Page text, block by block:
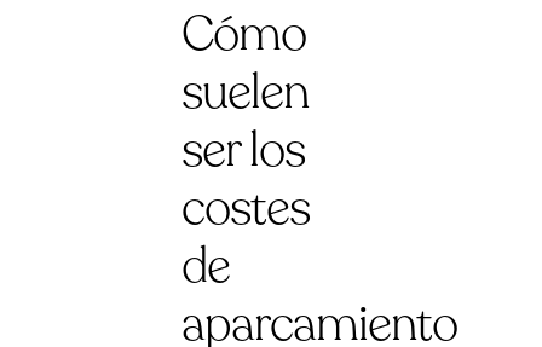
Cómo
suelen
ser los
costes
de
aparcamiento